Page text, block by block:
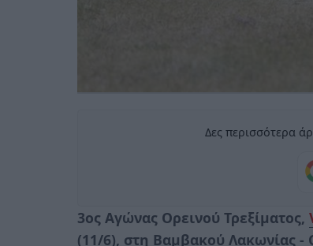
Δες περισσότερα
3ος Αγώνας Ορεινού Τρεξίματος,
(11/6), στη Βαμβακού Λακωνίας -